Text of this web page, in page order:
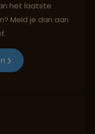
cultuur en milieu
het laatste
Meld je dan aan